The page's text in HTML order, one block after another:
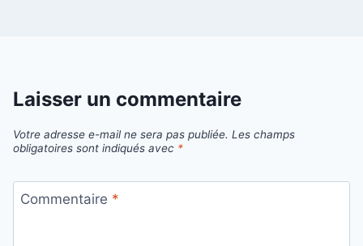
Laisser un commentaire
Votre adresse e-mail ne sera pas publiée. Les champs
obligatoires sont indiqués avec *
Commentaire *